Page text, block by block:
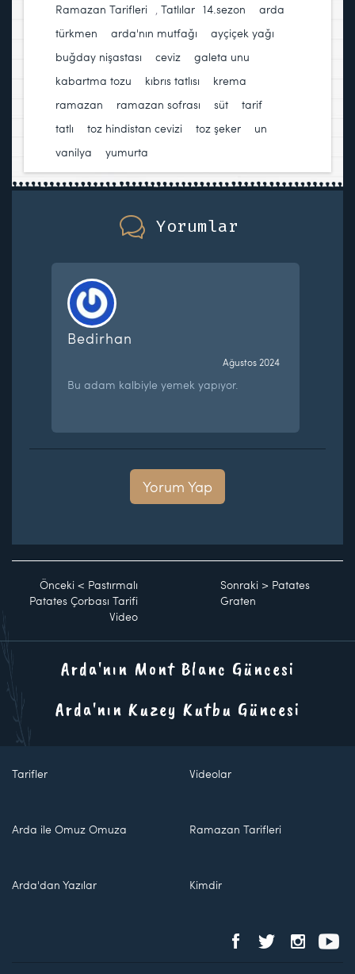
Ramazan Tarifleri Tatlılar 14.sezon
arda
türkmen
arda'nın mutfağı ayçiçek yağı
buğday nişastası
ceviz galeta unu
kabartma tozu
kıbrıs tatlısı krema
ramazan
ramazan sofrası süt tarif
tatlı
toz hindistan cevizi toz şeker un
vanilya
yumurta
Yorumlar
Bedirhan
Ağustos 2024
Bu adam kalbiyle yemek yapıyor.
Yorum Yap
Önceki < Pastırmalı
Patates Çorbası Tarifi
Video
Sonraki > Patates
Graten
Arda'nın Mont Blanc Güncesi
Arda'nın Kuzey Kutbu Güncesi
Tarifler Videolar
Arda ile Omuz Omuza Ramazan Tarifleri
Arda'dan Yazılar Kimdir